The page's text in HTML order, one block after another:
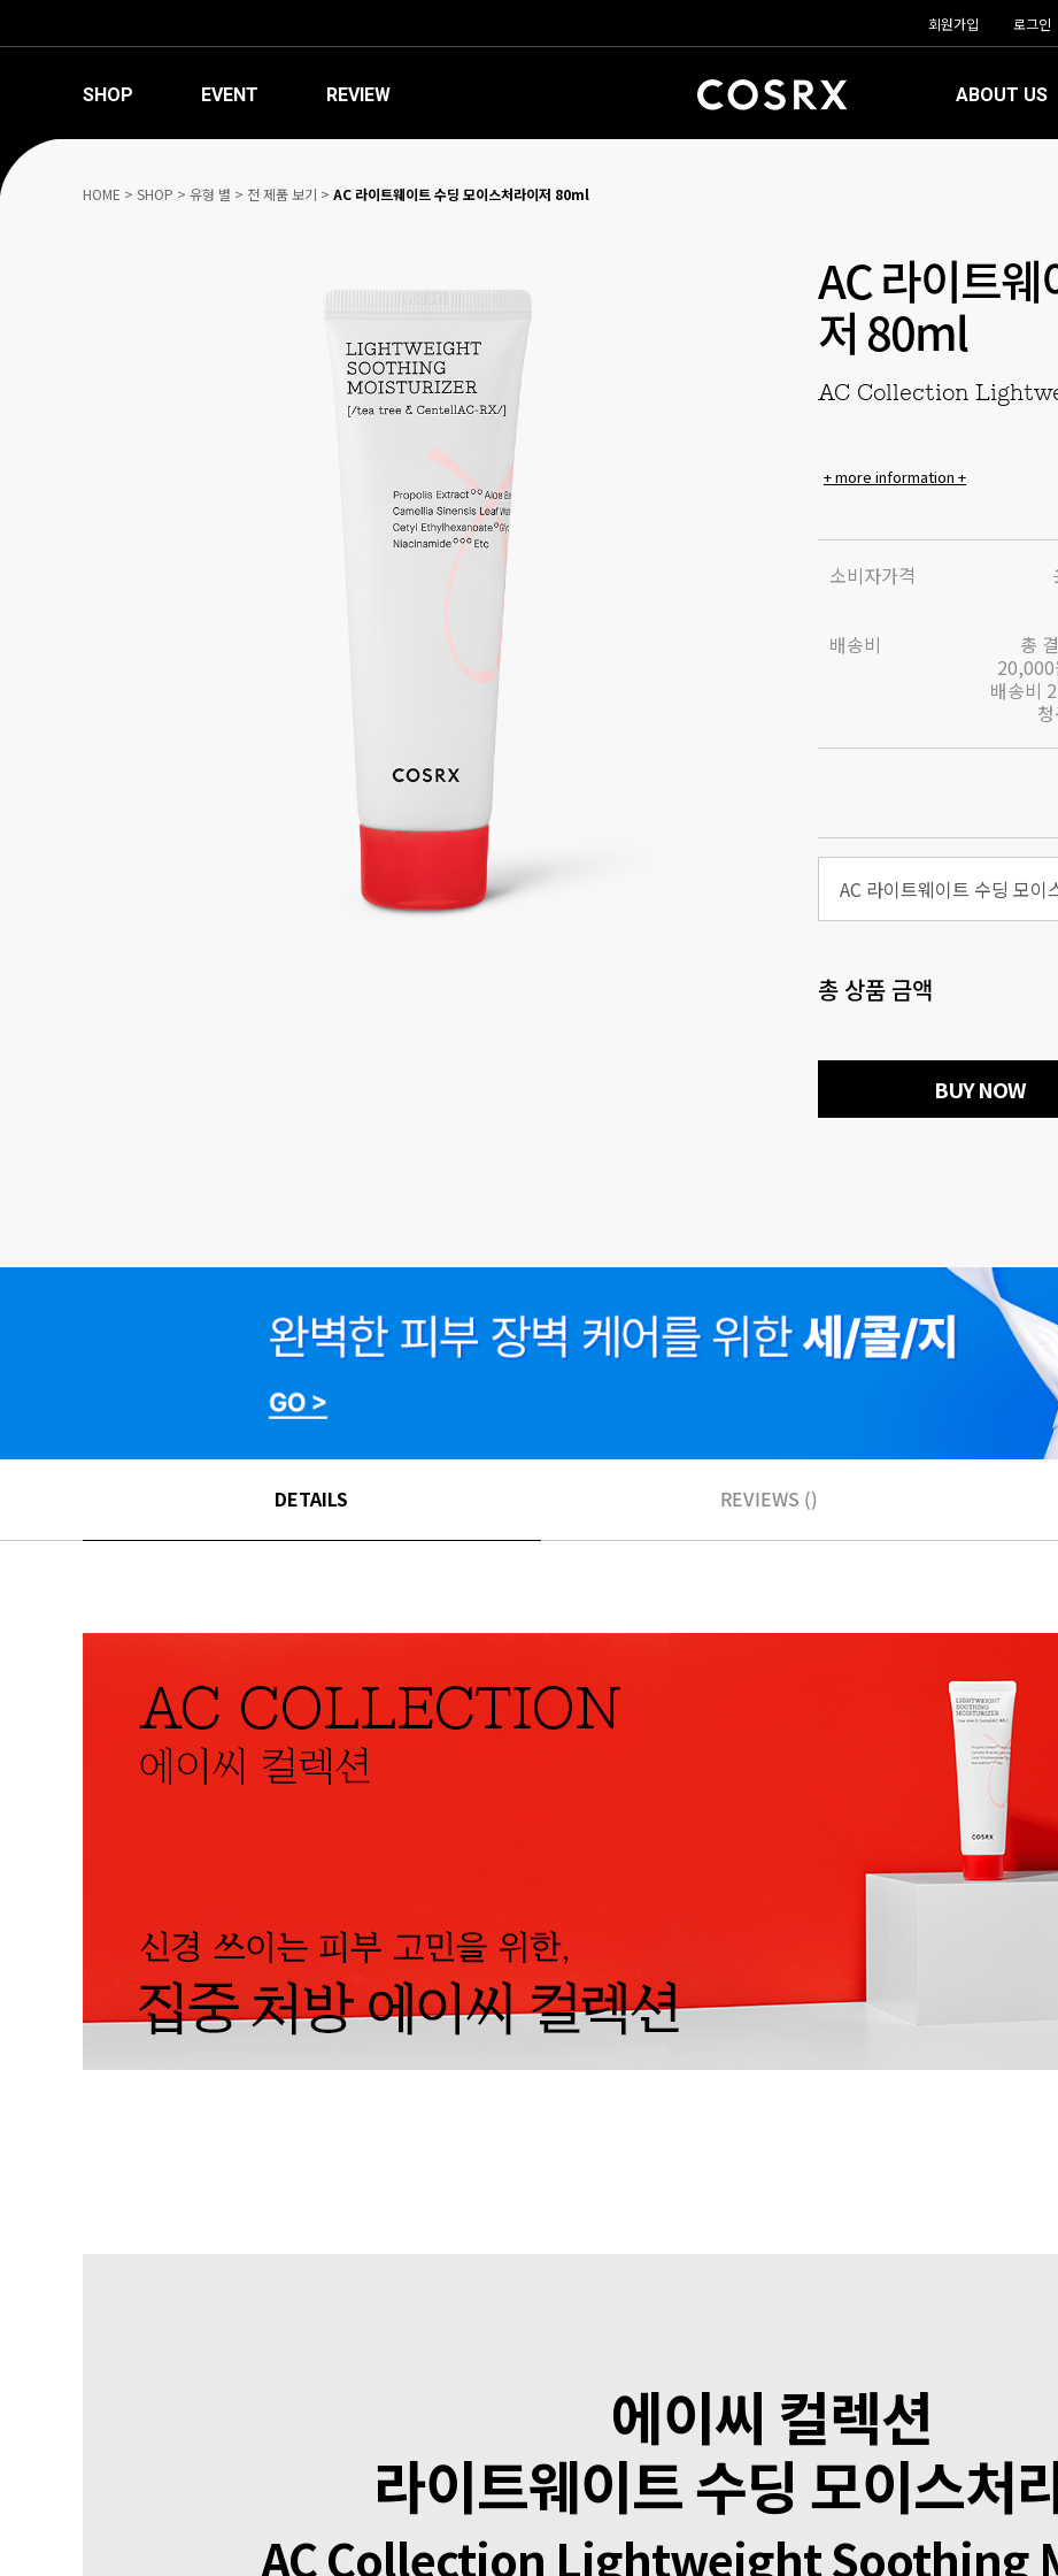
회원가입 로그인
SHOP EVENT REVIEW ABOUT US
HOME > SHOP > 유형 별 > 전 제품 보기 > AC 라이트웨이트 수딩 모이스처라이저 80ml
AC 라이트
저 80ml
AC Collection
+ more information +
소비자가격
배송비
총
20,000
배송비
AC 라이트웨이트 수딩 모
총 상품 금액
BUY NOW
DETAILS REVIEWS ()
에이씨 컬렉션
라이트웨이트 수딩 모이스처
AC Collection Lightweight Soothing